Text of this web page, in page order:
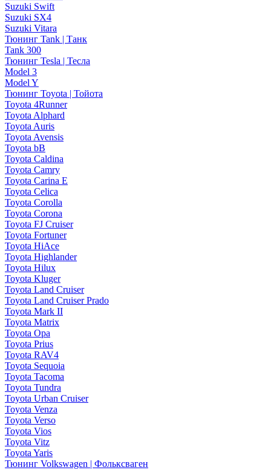
Suzuki Swift
Suzuki SX4
Suzuki Vitara
Тюнинг Tank | Танк
Tank 300
Тюнинг Tesla | Тесла
Model 3
Model Y
Тюнинг Toyota | Тойота
Toyota 4Runner
Toyota Alphard
Toyota Auris
Toyota Avensis
Toyota bB
Toyota Caldina
Toyota Camry
Toyota Carina E
Toyota Celica
Toyota Corolla
Toyota Corona
Toyota FJ Cruiser
Toyota Fortuner
Toyota HiAce
Toyota Highlander
Toyota Hilux
Toyota Kluger
Toyota Land Cruiser
Toyota Land Cruiser Prado
Toyota Mark II
Toyota Matrix
Toyota Opa
Toyota Prius
Toyota RAV4
Toyota Sequoia
Toyota Tacoma
Toyota Tundra
Toyota Urban Cruiser
Toyota Venza
Toyota Verso
Toyota Vios
Toyota Vitz
Toyota Yaris
Тюнинг Volkswagen | Фольксваген